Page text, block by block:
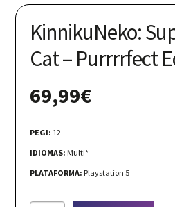
KinnikuNeko:
Cat – Purrrrfect
69,99€
PEGI: 12
IDIOMAS: Multi*
PLATAFORMA: Playstation 5